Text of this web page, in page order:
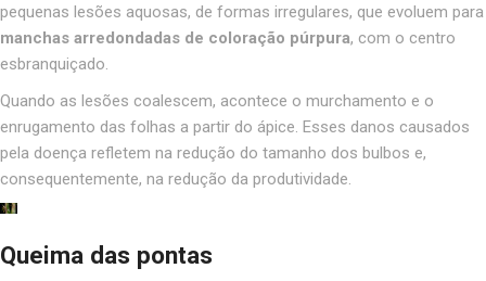
pequenas lesões aquosas, de formas irregulares, que evoluem para
manchas arredondadas de coloração púrpura, com o centro
esbranquiçado.
Quando as lesões coalescem, acontece o murchamento e o
enrugamento das folhas a partir do ápice. Esses danos causados
pela doença refletem na redução do tamanho dos bulbos e,
consequentemente, na redução da produtividade.
Queima das pontas